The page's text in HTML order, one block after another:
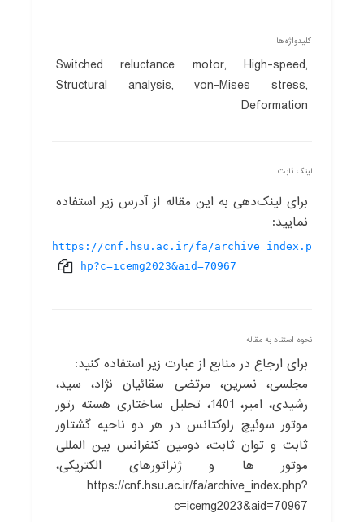
کلیدواژه‌ها
Switched reluctance motor, High-speed,
Structural analysis, von-Mises stress,
Deformation
لینک ثابت
برای لینک‌دهی به این مقاله از آدرس زیر استفاده
نمایید:
https://cnf.hsu.ac.ir/fa/archive_index.p
hp?c=icemg2023&aid=70967
نحوه استناد به مقاله
برای ارجاع در منابع از عبارت زیر استفاده کنید:
مجلسی، نسرین، مرتضی سقائیان نژاد، سید،
رشیدی، امیر، 1401، تحلیل ساختاری هسته رتور
موتور سوئیچ رلوکتانس در هر دو ناحیه گشتاور
ثابت و توان ثابت، دومین کنفرانس بین المللی
موتور ها و ژنراتورهای الکتریکی،
https://cnf.hsu.ac.ir/fa/archive_index.php?
c=icemg2023&aid=70967